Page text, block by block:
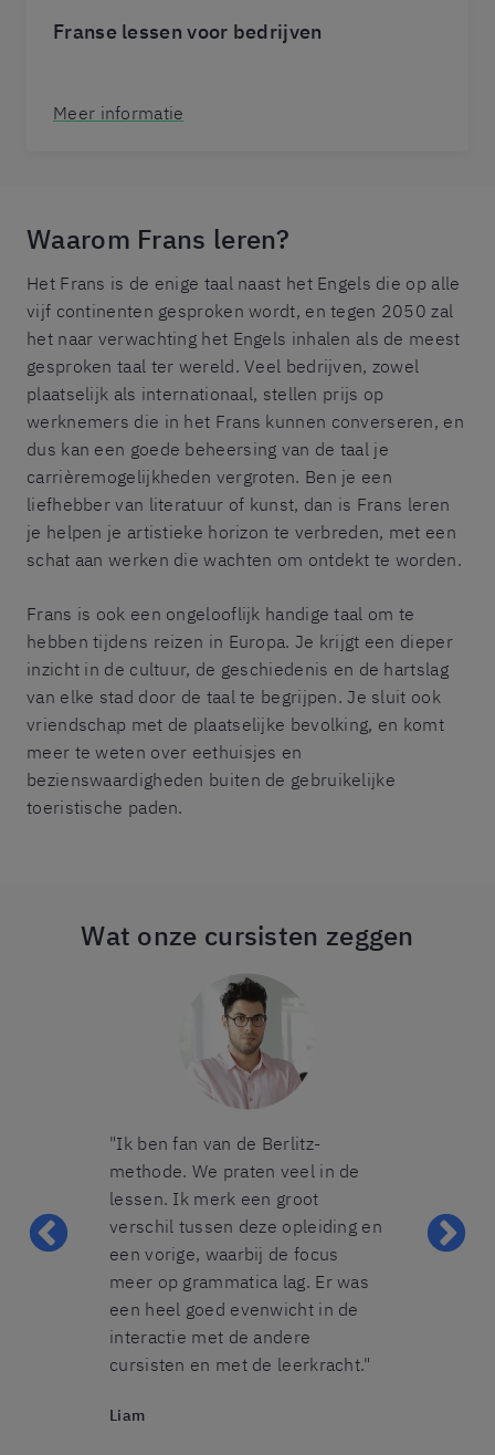
Franse lessen voor bedrijven
Meer informatie
Waarom Frans leren?
Het Frans is de enige taal naast het Engels die op alle
vijf continenten gesproken wordt, en tegen 2050 zal
het naar verwachting het Engels inhalen als de meest
gesproken taal ter wereld. Veel bedrijven, zowel
plaatselijk als internationaal, stellen prijs op
werknemers die in het Frans kunnen converseren, en
dus kan een goede beheersing van de taal je
carrièremogelijkheden vergroten. Ben je een
liefhebber van literatuur of kunst, dan is Frans leren
je helpen je artistieke horizon te verbreden, met een
schat aan werken die wachten om ontdekt te worden.
Frans is ook een ongelooflijk handige taal om te
hebben tijdens reizen in Europa. Je krijgt een dieper
inzicht in de cultuur, de geschiedenis en de hartslag
van elke stad door de taal te begrijpen. Je sluit ook
vriendschap met de plaatselijke bevolking, en komt
meer te weten over eethuisjes en
bezienswaardigheden buiten de gebruikelijke
toeristische paden.
Wat onze cursisten zeggen
lange tijd
"Ik ben fan van de Berlitz-
methode. We praten veel in de
lessen. Ik merk een groot
verschil tussen deze opleiding en
een vorige, waarbij de focus
meer op grammatica lag. Er was
een heel goed evenwicht in de
interactie met de andere
cursisten en met de leerkracht."
Liam
groep telde
perfect, zo